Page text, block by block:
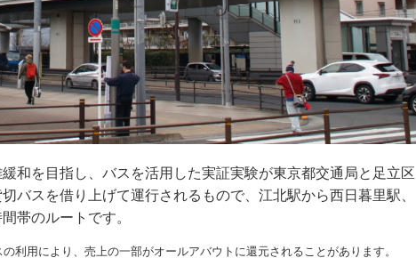
和を目指し、バスを活用した実証実験が東京都交通局と足立区
バスを借り上げて運行されるもので、江北駅から西日暮里駅、
帯のルートです。
利用により、売上の一部がオールアバウトに還元されることがあります。